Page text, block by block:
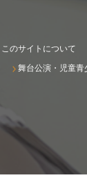
このサイトについて
舞台公演・児童青